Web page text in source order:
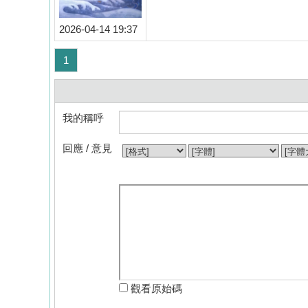
2026-04-14 19:37
1
我的稱呼
回應 / 意見
觀看原始碼